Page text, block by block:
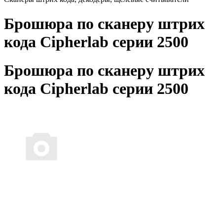
Брошюра по сканеру штрих
кода Cipherlab серии 2500
Брошюра по сканеру штрих
кода Cipherlab серии 2500